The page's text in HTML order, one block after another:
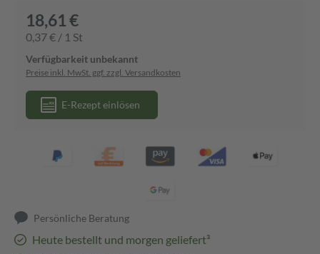
18,61 €
0,37 € / 1 St
Verfügbarkeit unbekannt
Preise inkl. MwSt. ggf. zzgl. Versandkosten
E-Rezept einlösen
Persönliche Beratung
Heute bestellt und morgen geliefert³